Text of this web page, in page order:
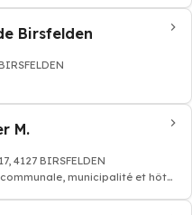
Birsfelden
M.
4127 BIRSFELDEN
municipalité et hôtel